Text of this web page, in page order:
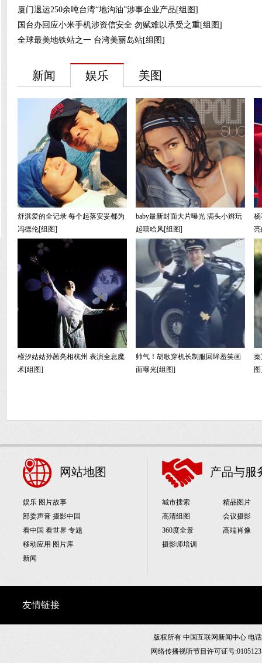
厦门退运250余吨台湾“地沟油”涉事企业产品[组图]
国台办回应小米手机涉资信安全 勿赋难以承受之重[组图]
全球最美地铁站之一 台湾美丽岛站[组图]